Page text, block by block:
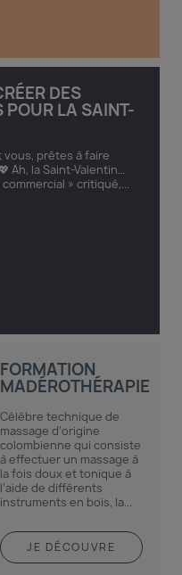
DES
POUR LA SAINT-
vous, prêtes à faire
Ah, la Saint-Valentin…
» critiqué,...
FORMATION
MADÉROTHÉRAPIE
Célèbre technique de
massage d’origine
colombienne qui consiste
à effectuer un massage à
la fois doux et tonique à
l’aide de différents
instruments en bois, la...
JE DÉCOUVRE